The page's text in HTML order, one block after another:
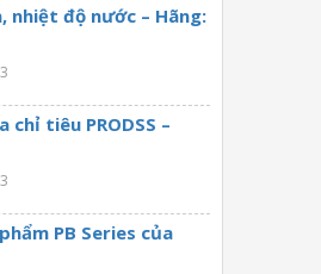
nhiệt độ nước – Hãng:
tiêu PRODSS –
PB Series của